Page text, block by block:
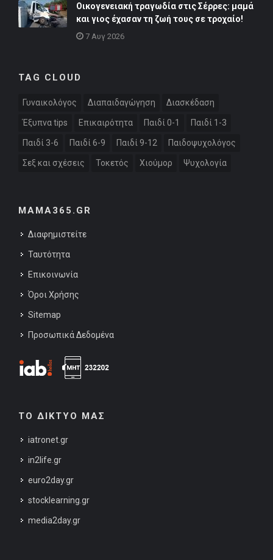
Οικογενειακή τραγωδία στις Σέρρες: μαμά
και γιος έχασαν τη ζωή τους σε τροχαίο!
7 Αυγ 2026
TAG CLOUD
Γυναικολόγος Διαπαιδαγώγηση Διασκέδαση
Έξυπνα tips Επικαιρότητα Παιδί 0-1 Παιδί 1-3
Παιδί 3-6 Παιδί 6-9 Παιδί 9-12 Παιδοψυχολόγος
Σεξ και σχέσεις Τοκετός Χιούμορ Ψυχολογία
MAMA365.GR
Διαφημιστείτε
Ταυτότητα
Επικοινωνία
Όροι Χρήσης
Sitemap
Προσωπικά Δεδομένα
ΤΟ ΔΙΚΤΥΟ ΜΑΣ
iatronet.gr
in2life.gr
euro2day.gr
stocklearning.gr
media2day.gr